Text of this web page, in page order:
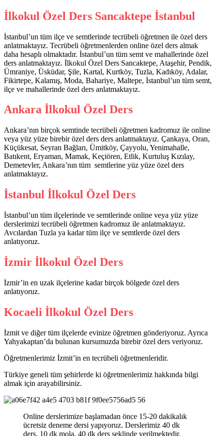
İlkokul Özel Ders Sancaktepe İstanbul
İstanbul’un tüm ilçe ve semtlerinde tecrübeli öğretmen ile özel ders
anlatmaktayız. Tecrübeli öğretmenlerden online özel ders almak
daha hesaplı olmaktadır. İstanbul’un tüm semt ve mahallerinde özel
ders anlatmaktayız. İlkokul Özel Ders Sancaktepe, Ataşehir, Pendik,
Ümraniye, Üsküdar, Şile, Kartal, Kurtköy, Tuzla, Kadıköy, Adalar,
Fikirtepe, Kalamış, Moda, Bahariye, Maltepe, İstanbul’un tüm semt,
ilçe ve mahallerinde özel ders anlatmaktayız.
Ankara İlkokul Özel Ders
Ankara’nın birçok semtinde tecrübeli öğretmen kadromuz ile online
veya yüz yüze birebir özel ders ders anlatmaktayız. Çankaya, Oran,
Küçükesat, Seyran Bağları, Ümitköy, Çayyolu, Yenimahalle,
Batıkent, Eryaman, Mamak, Keçiören, Etlik, Kurtuluş Kızılay,
Demetevler, Ankara’nın tüm semtlerine yüz yüze özel ders
anlatmaktayız.
İstanbul İlkokul Özel Ders
İstanbul’un tüm ilçelerinde ve semtlerinde online veya yüz yüze
derslerimizi tecrübeli öğretmen kadromuz ile anlatmaktayız.
Avcılardan Tuzla ya kadar tüm ilçe ve semtlerde özel ders
anlatıyoruz.
İzmir İlkokul Özel Ders
İzmir’in en uzak ilçelerine kadar birçok bölgede özel ders
anlatıyoruz.
Kocaeli İlkokul Özel Ders
İzmit ve diğer tüm ilçelerde evinize öğretmen gönderiyoruz. Ayrıca
Yahyakaptan’da bulunan kursumuzda birebir özel ders veriyoruz.
Öğretmenlerimiz İzmit’in en tecrübeli öğretmenleridir.
Türkiye geneli tüm şehirlerde ki öğretmenlerimiz hakkında bilgi
almak için arayabilirsiniz.
Online derslerimize başlamadan önce 15-20 dakikalık
ücretsiz deneme dersi yapıyoruz. Derslerimiz 40 dk
ders, 10 dk mola, 40 dk ders şeklinde verilmektedir.